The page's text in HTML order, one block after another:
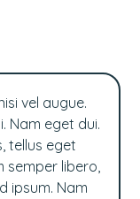
vel augue.
Nam eget dui.
tellus eget
semper libero,
ipsum. Nam